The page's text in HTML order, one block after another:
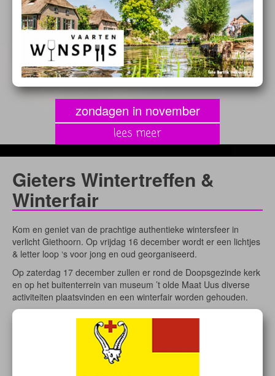
zondagen in november
lees meer
Gieters Wintertreffen &
Winterfair
Kom en geniet van de prachtige authentieke wintersfeer in
verlicht Giethoorn. Op vrijdag 16 december wordt er een lichtjes
& letter loop ‘s voor jong en oud georganiseerd.
Op zaterdag 17 december zullen er rond de Doopsgezinde kerk
en op het buitenterrein van museum ’t olde Maat Uus diverse
activiteiten plaatsvinden en een winterfair worden gehouden.